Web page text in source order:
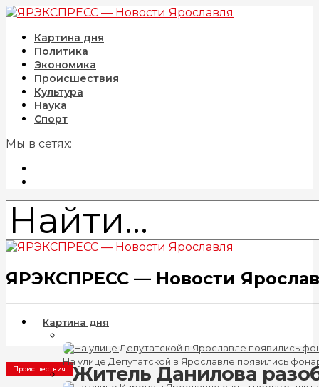
Картина дня
Политика
Экономика
Происшествия
Культура
Наука
Спорт
Мы в сетях:
ЯРЭКСПРЕСС — Новости
Картина дня
На улице Депутатской в Ярославле появились
Происшествия Житель Данилова